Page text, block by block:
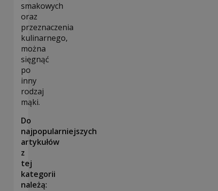
smakowych
oraz
przeznaczenia
kulinarnego,
można
sięgnąć
po
inny
rodzaj
mąki.
Do
najpopularniejszych
artykułów
z
tej
kategorii
należą: